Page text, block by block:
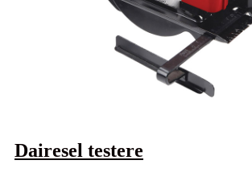
Dairesel testere